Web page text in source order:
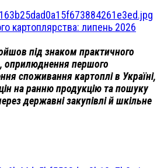
картоплярства: липень 2026
під знаком практичного
оприлюднення першого
споживання картоплі в Україні,
на ранню продукцію та пошуку
державні закупівлі й шкільне